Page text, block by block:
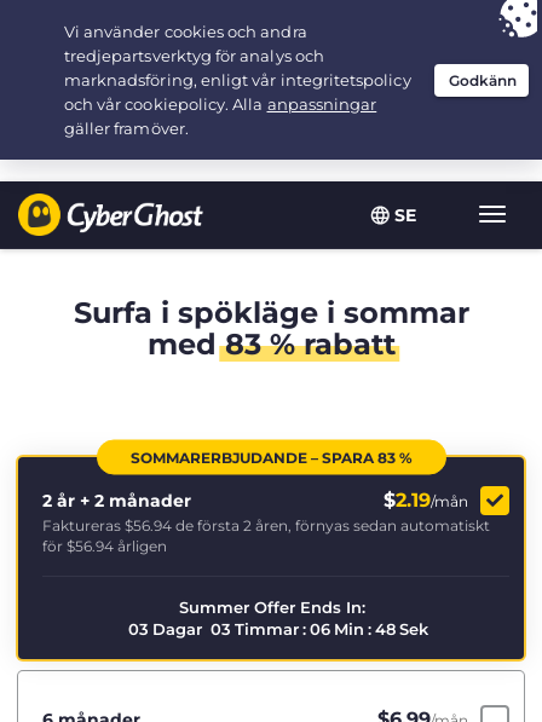
SE
Växla
Your choice:The Best Dealfor 2.1666666666667-years at $
/month
Surfa i spökläge i sommar
med83 % rabatt
SOMMARERBJUDANDE – SPARA 83 %
2 år + 2 månader $2.19/mån
Faktureras $56.94 de första 2 åren, förnyas sedan automatiskt
för $56.94 årligen
Summer Offer Ends In:
03 Dagar 03 Timmar : 06 Min : 47 Sek